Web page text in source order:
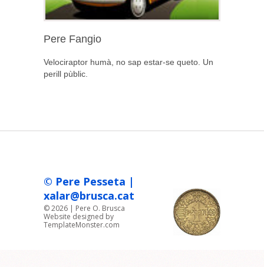
Pere Fangio
Velociraptor humà, no sap estar-se queto. Un
perill pùblic.
© Pere Pesseta |
xalar@brusca.cat
©2026 | Pere O. Brusca
Website designed by
TemplateMonster.com